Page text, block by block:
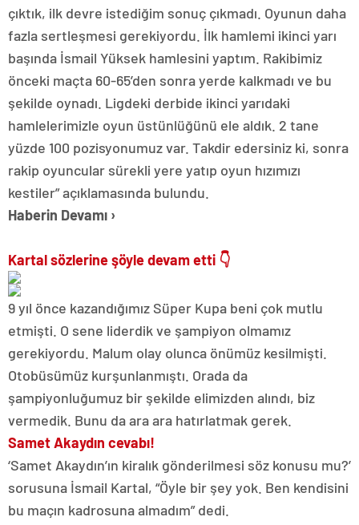
çıktık, ilk devre istediğim sonuç çıkmadı. Oyunun daha
fazla sertleşmesi gerekiyordu. İlk hamlemi ikinci yarı
başında İsmail Yüksek hamlesini yaptım. Rakibimiz
önceki maçta 60-65’den sonra yerde kalkmadı ve bu
şekilde oynadı. Ligdeki derbide ikinci yarıdaki
hamlelerimizle oyun üstünlüğünü ele aldık. 2 tane
yüzde 100 pozisyonumuz var. Takdir edersiniz ki, sonra
rakip oyuncular sürekli yere yatıp oyun hızımızı
kestiler” açıklamasında bulundu.
Haberin Devamı ›
Kartal sözlerine şöyle devam etti 👇
9 yıl önce kazandığımız Süper Kupa beni çok mutlu
etmişti. O sene liderdik ve şampiyon olmamız
gerekiyordu. Malum olay olunca önümüz kesilmişti.
Otobüsümüz kurşunlanmıştı. Orada da
şampiyonluğumuz bir şekilde elimizden alındı, biz
vermedik. Bunu da ara ara hatırlatmak gerek.
Samet Akaydın cevabı!
‘Samet Akaydın’ın kiralık gönderilmesi söz konusu mu?’
sorusuna İsmail Kartal, “Öyle bir şey yok. Ben kendisini
bu maçın kadrosuna almadım” dedi.